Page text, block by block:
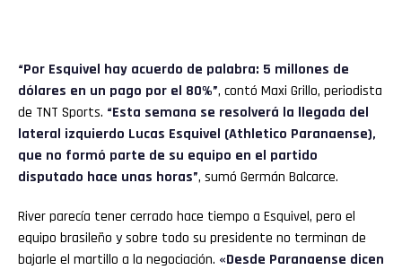
“Por Esquivel hay acuerdo de palabra: 5 millones de
dólares en un pago por el 80%”, contó Maxi Grillo, periodista
de TNT Sports. “Esta semana se resolverá la llegada del
lateral izquierdo Lucas Esquivel (Athletico Paranaense),
que no formó parte de su equipo en el partido
disputado hace unas horas”, sumó Germán Balcarce.
River parecía tener cerrado hace tiempo a Esquivel, pero el
equipo brasileño y sobre todo su presidente no terminan de
bajarle el martillo a la negociación. «Desde Paranaense dicen